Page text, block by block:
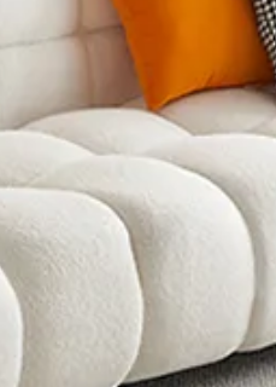
5〜6人掛
け～5〜6
6人掛け
～5〜6人